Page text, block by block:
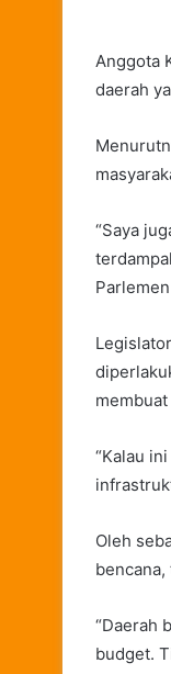
Anggota
daerah
“Saya
“Kalau
Oleh
“Daerah
budget.